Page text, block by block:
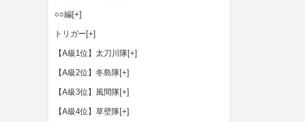
○○編[+]
トリガー [+]
【A級1位】太刀川隊[+]
【A級2位】冬島隊[+]
【A級3位】風間隊[+]
【A級4位】草壁隊[+]